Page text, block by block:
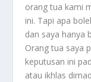
orang tua kami
ini. Tapi apa
dan saya hanya
Orang tua saya
keputusan ini
atau ikhlas